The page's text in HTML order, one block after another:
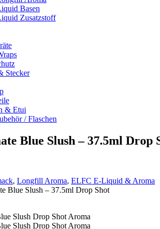
Basen
Zusatzstoff
Stecker
& Etui
/ Flaschen
Blue Slush – 37.5ml Drop
, Longfill Aroma, ELFC E-Liquid & Aroma
Blue Slush – 37.5ml Drop Shot